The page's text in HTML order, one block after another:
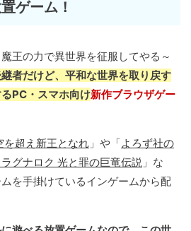
ゲーム！
王の力で異世界を征服してやる～
者だけど、平和な世界を取り戻す
PC・スマホ向け新作ブラウザゲー
を超え新王となれ 」や「よろず社の
グナロク 光と罪の巨竜伝説 」な
を手掛けているインゲームから配